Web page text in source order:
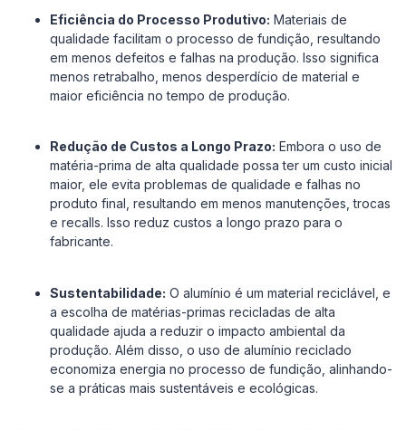
Eficiência do Processo Produtivo: Materiais de
qualidade facilitam o processo de fundição, resultando
em menos defeitos e falhas na produção. Isso significa
menos retrabalho, menos desperdício de material e
maior eficiência no tempo de produção.
Redução de Custos a Longo Prazo: Embora o uso de
matéria-prima de alta qualidade possa ter um custo inicial
maior, ele evita problemas de qualidade e falhas no
produto final, resultando em menos manutenções, trocas
e recalls. Isso reduz custos a longo prazo para o
fabricante.
Sustentabilidade: O alumínio é um material reciclável, e
a escolha de matérias-primas recicladas de alta
qualidade ajuda a reduzir o impacto ambiental da
produção. Além disso, o uso de alumínio reciclado
economiza energia no processo de fundição, alinhando-
se a práticas mais sustentáveis e ecológicas.